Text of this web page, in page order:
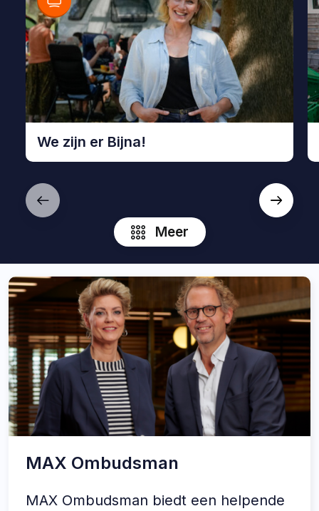
We zijn er Bijna!
We
zijn
Meer
MAX Ombudsman
MAX Ombudsman biedt een helpende